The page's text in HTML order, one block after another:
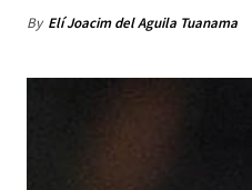
By Elí Joacim del Aguila Tuanama